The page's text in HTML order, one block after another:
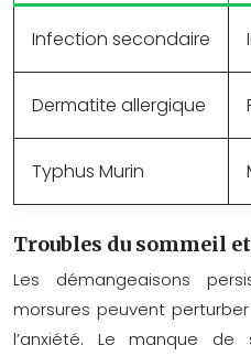
Infection secondaire
Dermatite allergique
Typhus Murin
Troubles du sommeil
Les démangeaisons
morsures peuvent
l’anxiété. Le manque